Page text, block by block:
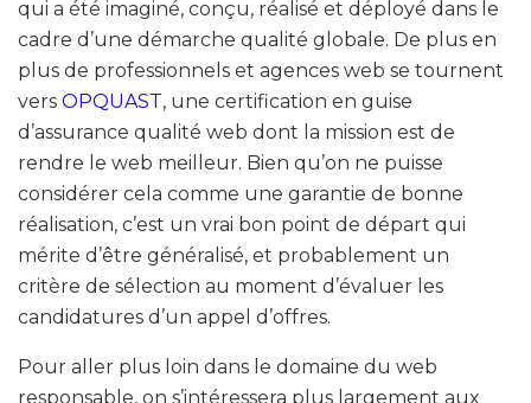
qui a été imaginé, conçu, réalisé et déployé dans le
cadre d’une démarche qualité globale. De plus en
plus de professionnels et agences web se tournent
vers OPQUAST, une certification en guise
d’assurance qualité web dont la mission est de
rendre le web meilleur. Bien qu’on ne puisse
considérer cela comme une garantie de bonne
réalisation, c’est un vrai bon point de départ qui
mérite d’être généralisé, et probablement un
critère de sélection au moment d’évaluer les
candidatures d’un appel d’offres.
Pour aller plus loin dans le domaine du web
responsable, on s’intéressera plus largement aux